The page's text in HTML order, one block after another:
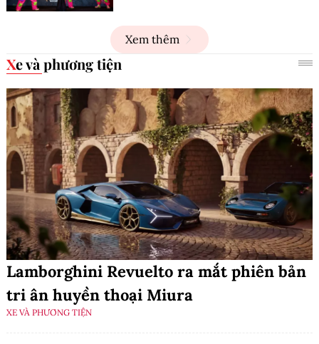
Xem thêm
Xe và phương tiện
Lamborghini Revuelto ra mắt phiên bản
tri ân huyền thoại Miura
XE VÀ PHƯƠNG TIỆN